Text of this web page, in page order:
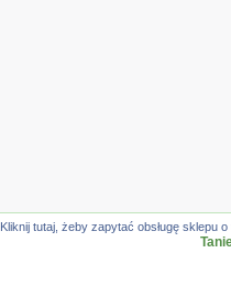
Kliknij tutaj, żeby zapytać obsługę sklepu